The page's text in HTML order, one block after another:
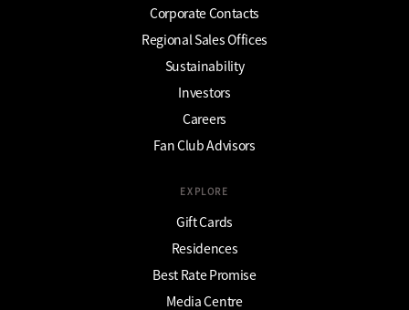
Corporate Contacts
Regional Sales Offices
Sustainability
Investors
Careers
Fan Club Advisors
EXPLORE
Gift Cards
Residences
Best Rate Promise
Media Centre